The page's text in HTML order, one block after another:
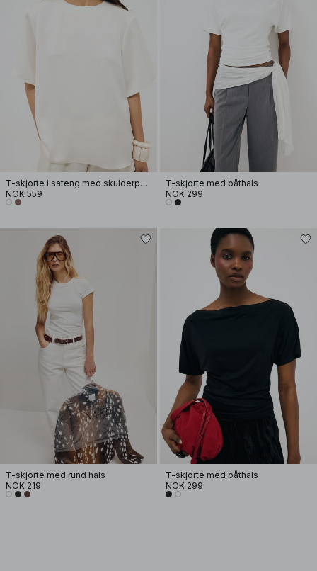
T-skjorte i sateng med skulderputer
NOK 559
T-skjorte med båthals
NOK 299
T-skjorte med rund hals
NOK 219
T-skjorte med båthals
NOK 299